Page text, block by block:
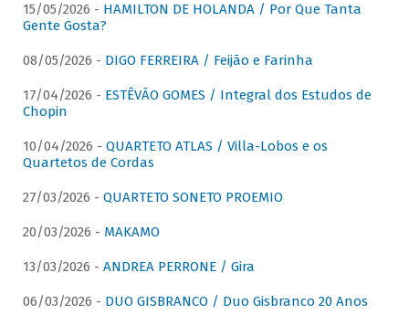
15/05/2026 - HAMILTON DE HOLANDA / Por Que Tanta
Gente Gosta?
08/05/2026 - DIGO FERREIRA / Feijão e Farinha
17/04/2026 - ESTÊVÃO GOMES / Integral dos Estudos de
Chopin
10/04/2026 - QUARTETO ATLAS / Villa-Lobos e os
Quartetos de Cordas
27/03/2026 - QUARTETO SONETO PROEMIO
20/03/2026 - MAKAMO
13/03/2026 - ANDREA PERRONE / Gira
06/03/2026 - DUO GISBRANCO / Duo Gisbranco 20 Anos